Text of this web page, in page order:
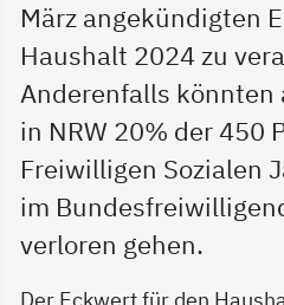
März angekündigten
Haushalt 2024 zu
Anderenfalls könnten
in NRW 20% der 450
Freiwilligen Sozialen
im
verloren gehen.